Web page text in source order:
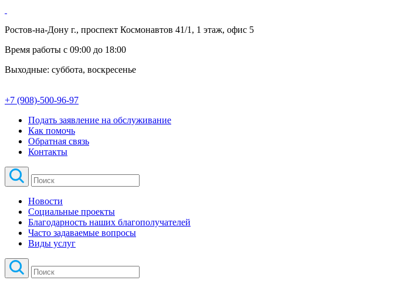
Ростов-на-Дону г., проспект Космонавтов 41/1, 1 этаж, офис 5
Время работы с 09:00 до 18:00
Выходные: суббота, воскресенье
+7 (908)-500-96-97
Подать заявление на обслуживание
Как помочь
Обратная связь
Контакты
Новости
Социальные проекты
Благодарность наших благополучателей
Часто задаваемые вопросы
Виды услуг